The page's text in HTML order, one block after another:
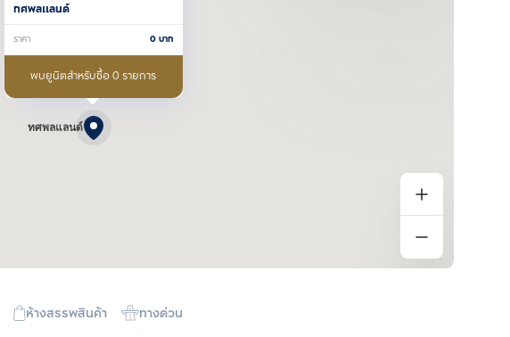
ทศพลแลนด์
ทศพลแลนด์
ราคา 0บาท
พบยูนิตสำหรับซื้อ 0 รายการ
ห้างสรรพสินค้า ทางด่วน